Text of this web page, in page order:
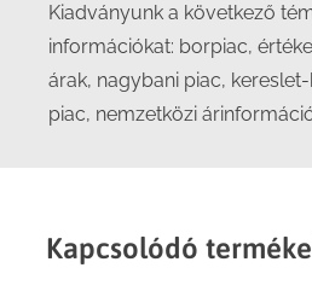
Kiadványunk a következő
információkat: borpiac,
árak, nagybani piac,
piac, nemzetközi
Kapcsolódó